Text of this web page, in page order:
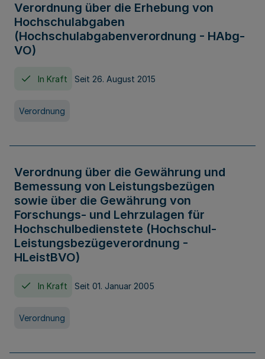
Verordnung über die Erhebung von
Hochschulabgaben
(Hochschulabgabenverordnung - HAbg-
VO)
In Kraft Seit 26. August 2015
Verordnung
Verordnung über die Gewährung und
Bemessung von Leistungsbezügen
sowie über die Gewährung von
Forschungs- und Lehrzulagen für
Hochschulbedienstete (Hochschul-
Leistungsbezügeverordnung -
HLeistBVO)
In Kraft Seit 01. Januar 2005
Verordnung